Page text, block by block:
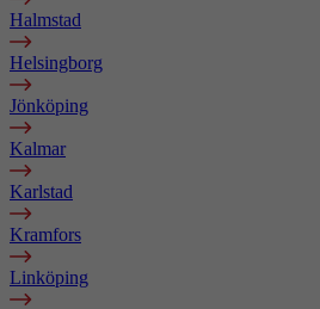
Halmstad
Helsingborg
Jönköping
Kalmar
Karlstad
Kramfors
Linköping